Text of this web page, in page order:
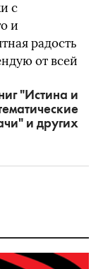
с
и
радость
от всей
"Истина и
и других